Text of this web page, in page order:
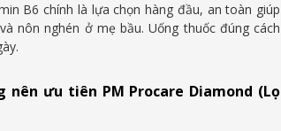
B6 chính là lựa chọn hàng đầu, an toàn giúp
nôn nghén ở mẹ bầu. Uống thuốc đúng cách
nên ưu tiên PM Procare Diamond (Lọ